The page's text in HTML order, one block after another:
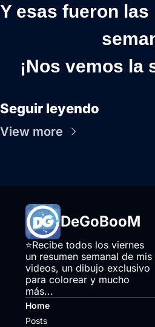
Y esas fueron
¡Nos vemos la
Seguir leyendo
View more
DeGoBooM
⭐Recibe todos los viernes
un resumen semanal de mis
videos, un dibujo exclusivo
para colorear y mucho
más...
Home
Posts